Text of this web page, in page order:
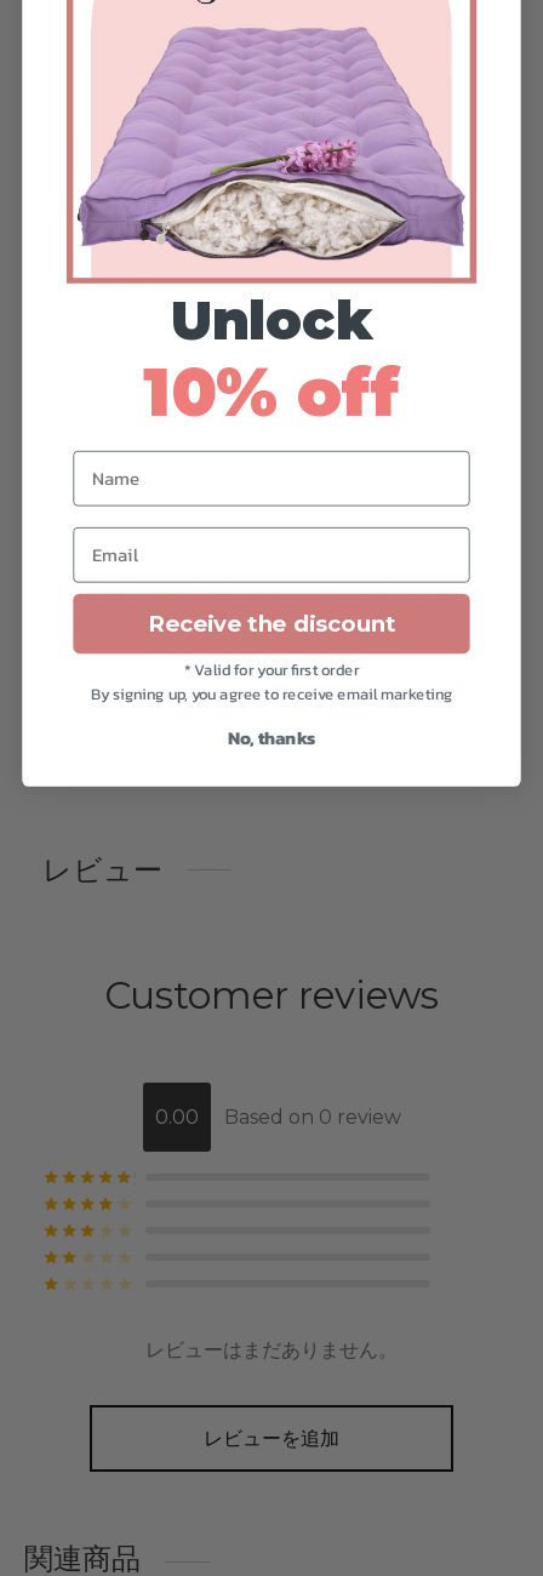
Standard make time: 7-8 business days
Free shipping time: 1-4 weeks
Express shipping time: 3-4 days
お手入れ方法
Machine washable at gentle cycle with a mild
detergent.
* This listing is for one tote bag only.
* ハンドメイドのため、寸法に多少の誤差が生じる
場合があります。
Sign up for our newsletter
and save 10% off your order*.
Subscribe
レビュー
Customer reviews
0.00 Based on 0 review
レビューはまだありません。
レビューを追加
関連商品
Unlock
10% off
Name
Email
Receive the discount
* Valid for your first order
By signing up, you agree to receive email marketing
No, thanks